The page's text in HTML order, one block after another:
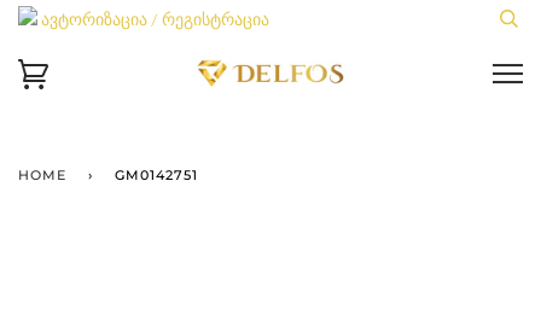
ავტორიზაცია / რეგისტრაცია
HOME › GM0142751